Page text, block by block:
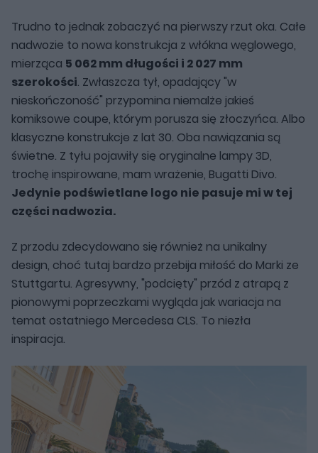
Trudno to jednak zobaczyć na pierwszy rzut oka. Całe
nadwozie to nowa konstrukcja z włókna węglowego,
mierząca 5 062 mm długości i 2 027 mm
szerokości. Zwłaszcza tył, opadający "w
nieskończoność" przypomina niemalże jakieś
komiksowe coupe, którym porusza się złoczyńca. Albo
klasyczne konstrukcje z lat 30. Oba nawiązania są
świetne. Z tyłu pojawiły się oryginalne lampy 3D,
trochę inspirowane, mam wrażenie, Bugatti Divo.
Jedynie podświetlane logo nie pasuje mi w tej
części nadwozia.
Z przodu zdecydowano się również na unikalny
design, choć tutaj bardzo przebija miłość do Marki ze
Stuttgartu. Agresywny, "podcięty" przód z atrapą z
pionowymi poprzeczkami wygląda jak wariacja na
temat ostatniego Mercedesa CLS. To niezła
inspiracja.